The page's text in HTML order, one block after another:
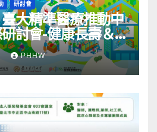
研討會
大精準醫療推動中
討會-健康長壽＆
PHHW